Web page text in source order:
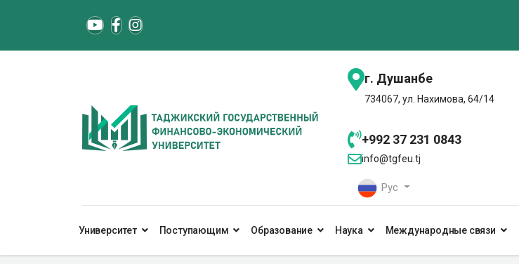
г. Душанбе
734067, ул. Нахимова, 64/14
+992 37 231 0843
info@tgfeu.tj
Рус
Университет Поступающим Образование Наука Международные связи